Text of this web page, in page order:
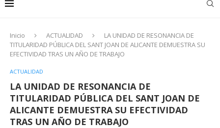
Inicio ACTUALIDAD
LA UNIDAD DE RESONANCIA DE
TITULARIDAD PÚBLICA DEL SANT JOAN DE ALICANTE DEMUESTRA SU
EFECTIVIDAD TRAS UN AÑO DE TRABAJO
ACTUALIDAD
LA UNIDAD DE RESONANCIA DE
TITULARIDAD PÚBLICA DEL SANT JOAN DE
ALICANTE DEMUESTRA SU EFECTIVIDAD
TRAS UN AÑO DE TRABAJO